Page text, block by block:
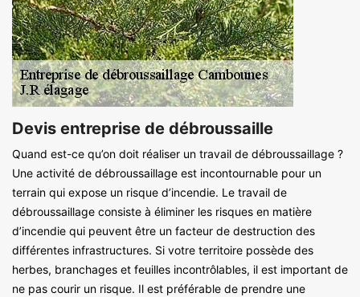
Devis entreprise de débroussaille
Quand est-ce qu’on doit réaliser un travail de débroussaillage ?
Une activité de débroussaillage est incontournable pour un
terrain qui expose un risque d’incendie. Le travail de
débroussaillage consiste à éliminer les risques en matière
d’incendie qui peuvent être un facteur de destruction des
différentes infrastructures. Si votre territoire possède des
herbes, branchages et feuilles incontrôlables, il est important de
ne pas courir un risque. Il est préférable de prendre une